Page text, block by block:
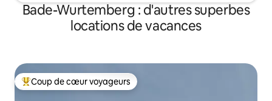
Bade-Wurtemberg : d'autres superbes
locations de vacances
Coups de cœur voyageurs les plus appréciés
Coup de cœur voyageurs